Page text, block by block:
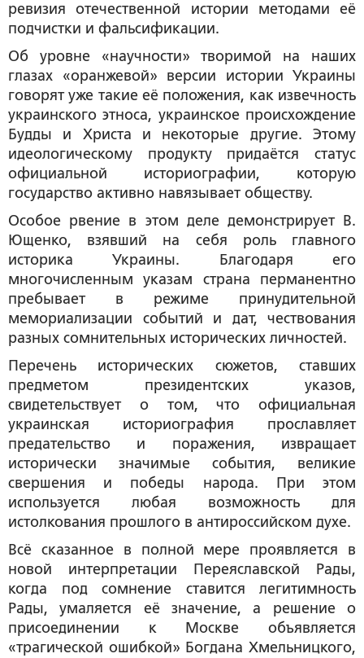
ревизия отечественной истории методами её
подчистки и фальсификации.
Об уровне «научности» творимой на наших
глазах «оранжевой» версии истории Украины
говорят уже такие её положения, как извечность
украинского этноса, украинское происхождение
Будды и Христа и некоторые другие. Этому
идеологическому продукту придаётся статус
официальной историографии, которую
государство активно навязывает обществу.
Особое рвение в этом деле демонстрирует В.
Ющенко, взявший на себя роль главного
историка Украины. Благодаря его
многочисленным указам страна перманентно
пребывает в режиме принудительной
мемориализации событий и дат, чествования
разных сомнительных исторических личностей.
Перечень исторических сюжетов, ставших
предметом президентских указов,
свидетельствует о том, что официальная
украинская историография прославляет
предательство и поражения, извращает
исторически значимые события, великие
свершения и победы народа. При этом
используется любая возможность для
истолкования прошлого в антироссийском духе.
Всё сказанное в полной мере проявляется в
новой интерпретации Переяславской Рады,
когда под сомнение ставится легитимность
Рады, умаляется её значение, а решение о
присоединении к Москве объявляется
«трагической ошибкой» Богдана Хмельницкого,